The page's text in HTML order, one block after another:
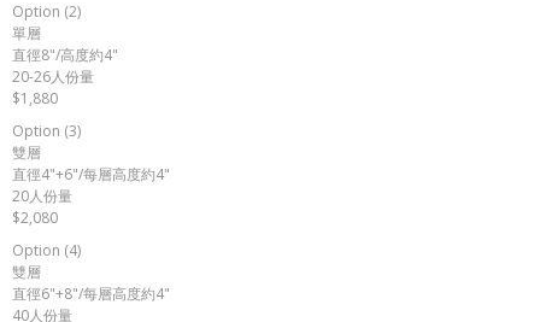
Option (2)
單層
直徑8"/高度約4"
20-26人份量
$1,880
Option (3)
雙層
直徑4"+6"/每層高度約4"
20人份量
$2,080
Option (4)
雙層
直徑6"+8"/每層高度約4"
40人份量